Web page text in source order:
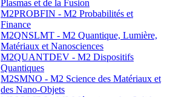
Plasmas et de la Fusion
M2PROBFIN - M2 Probabilités et
Finance
M2QNSLMT - M2 Quantique, Lumière,
Matériaux et Nanosciences
M2QUANTDEV - M2 Dispositifs
Quantiques
M2SMNO - M2 Science des Matériaux et
des Nano-Objets